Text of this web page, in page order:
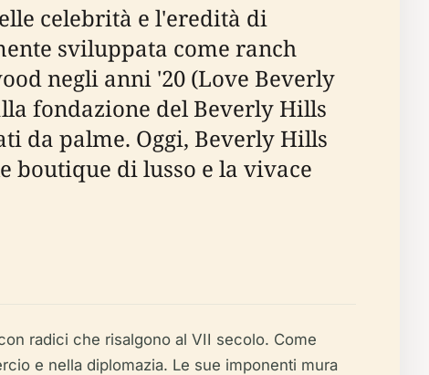
celebrità e l'eredità di
sviluppata come ranch
negli anni '20 (Love Beverly
fondazione del Beverly Hills
da palme. Oggi, Beverly Hills
di lusso e la vivace
radici che risalgono al VII secolo. Come
e nella diplomazia. Le sue imponenti mura